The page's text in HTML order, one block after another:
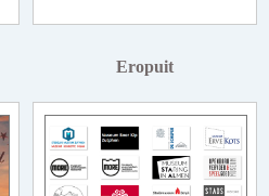
Eropuit